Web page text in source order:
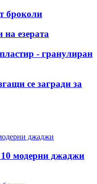
броколи
езерата
- гранулиран
се загради за
10 модерни джаджи